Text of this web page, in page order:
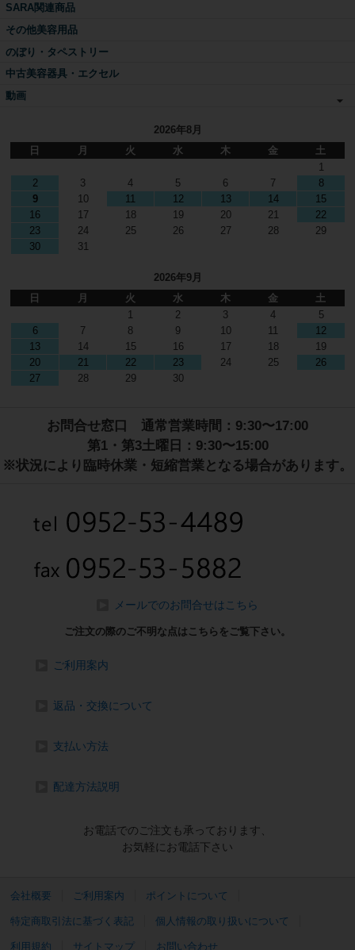
SARA関連商品
その他美容用品
のぼり・タペストリー
中古美容器具・エクセル
動画
2026年8月
日
月 火 水 木 金
土
1
2
3 4 5 6 7
8
9
10 11 12 13 14
15
16
17 18 19 20 21
22
23
24 25 26 27 28
29
30
31
2026年9月
日
月 火 水 木 金
土
1
2 3 4
5
6
7 8 9 10 11
12
13
14 15 16 17 18
19
20
21 22 23 24 25
26
27
28 29 30
お問合せ窓口 通常営業時間：9:30〜17:00
第1・第3土曜日：9:30〜15:00
※状況により臨時休業・短縮営業となる場合があります。
メールでのお問合せはこちら
ご注文の際のご不明な点はこちらをご覧下さい。
ご利用案内
返品・交換について
支払い方法
配達方法説明
お電話でのご注文も承っております、
お気軽にお電話下さい
会社概要 ご利用案内 ポイントについて
特定商取引法に基づく表記 個人情報の取り扱いについて
利用規約 サイトマップ お問い合わせ